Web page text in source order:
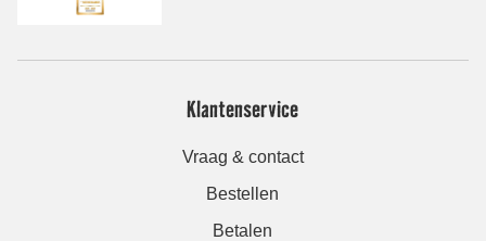
Klantenservice
Vraag & contact
Bestellen
Betalen